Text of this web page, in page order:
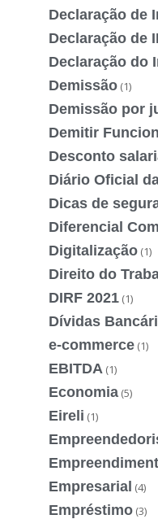
Declaração de
Declaração de
Declaração do
Demissão (1)
Demissão por
Demitir
Desconto
Diário Oficial
Dicas de
Diferencial
Digitalização (1)
Direito do
DIRF 2021 (1)
Dívidas
e-commerce (1)
EBITDA (1)
Economia (5)
Eireli (1)
Empresarial (4)
Empréstimo (3)